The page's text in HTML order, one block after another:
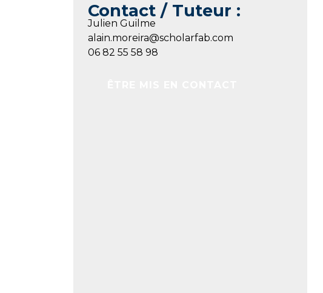
Contact / Tuteur :
Julien Guilme
alain.moreira@scholarfab.com
06 82 55 58 98